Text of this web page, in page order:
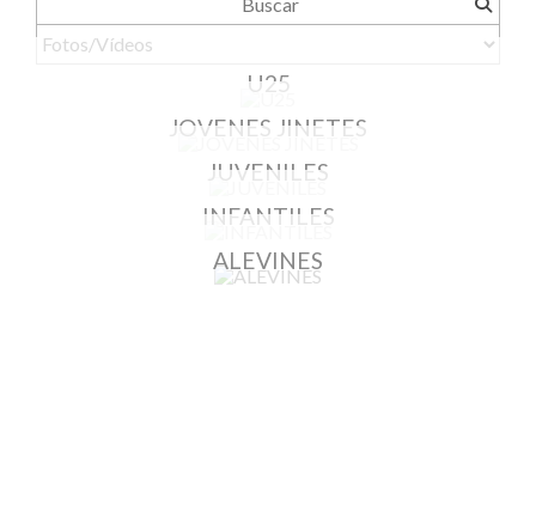
U25
JOVENES JINETES
JUVENILES
INFANTILES
ALEVINES